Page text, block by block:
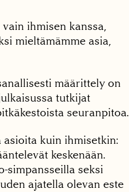
ihmisen kanssa,
mieltämämme asia,
määrittely on
tutkijat
seuranpitoa.
asioita kuin ihmisetkin:
keskenään.
simpansseilla seksi
ajatella olevan este